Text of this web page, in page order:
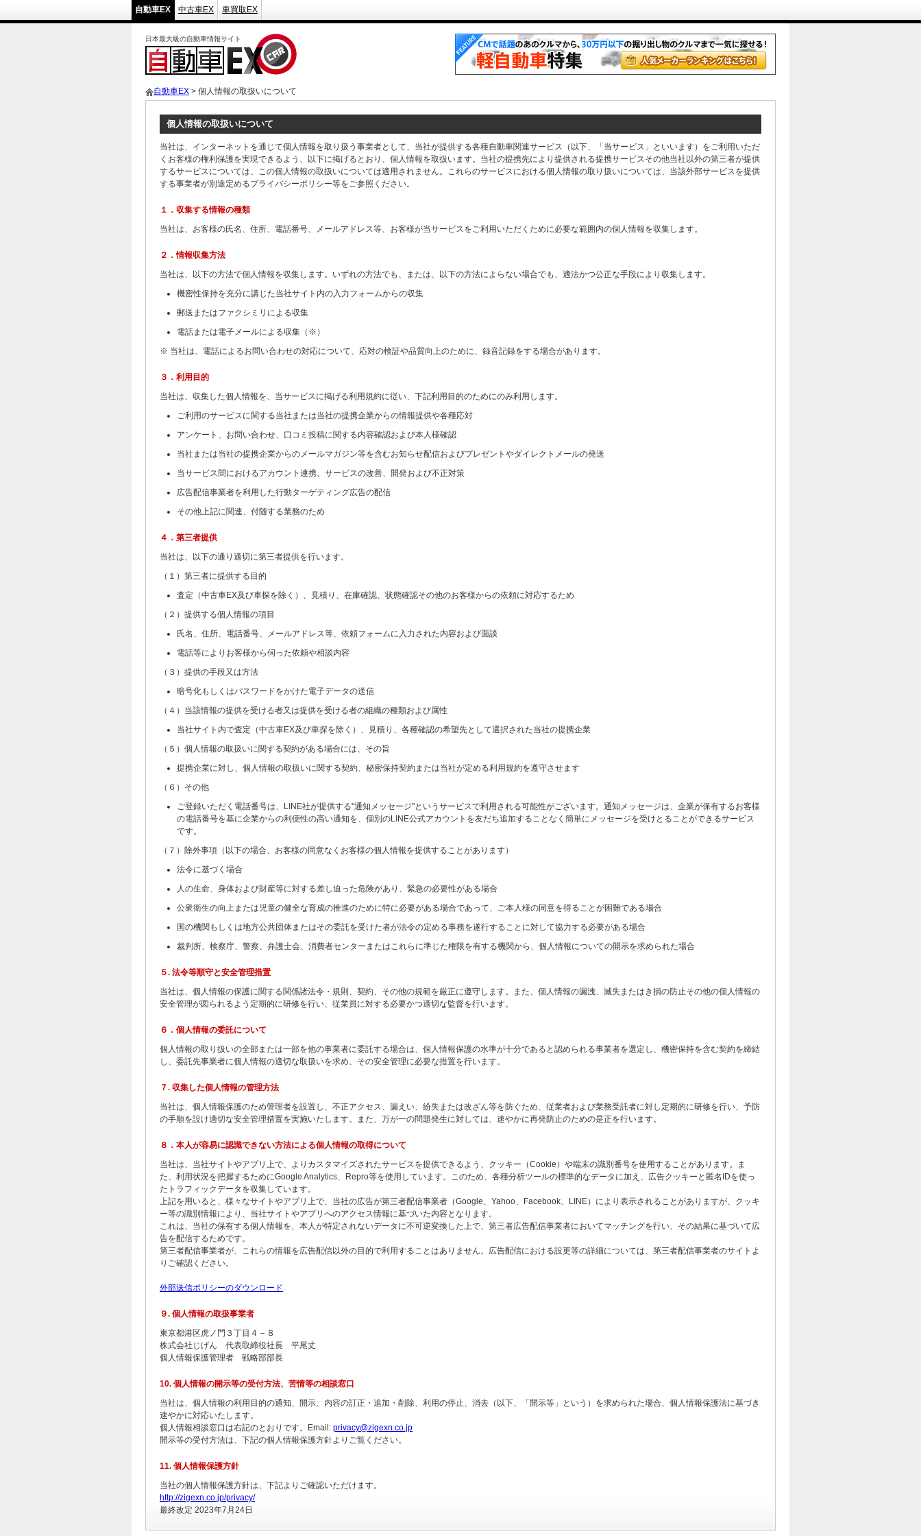
自動車EX 中古車EX 車買取EX
日本最大級の自動車情報サイト
自動車EX > 個人情報の取扱いについて
個人情報の取扱いについて
当社は、インターネットを通じて個人情報を取り扱う事業者として、当社が提供する各種自動車関連サービス（以下、「当サービス」といいます）をご利用いただ
くお客様の権利保護を実現できるよう、以下に掲げるとおり、個人情報を取扱います。当社の提携先により提供される提携サービスその他当社以外の第三者が提供
するサービスについては、この個人情報の取扱いについては適用されません。これらのサービスにおける個人情報の取り扱いについては、当該外部サービスを提供
する事業者が別途定めるプライバシーポリシー等をご参照ください。
１．収集する情報の種類
当社は、お客様の氏名、住所、電話番号、メールアドレス等、お客様が当サービスをご利用いただくために必要な範囲内の個人情報を収集します。
２．情報収集方法
当社は、以下の方法で個人情報を収集します。いずれの方法でも、または、以下の方法によらない場合でも、適法かつ公正な手段により収集します。
機密性保持を充分に講じた当社サイト内の入力フォームからの収集
郵送またはファクシミリによる収集
電話または電子メールによる収集（※）
※ 当社は、電話によるお問い合わせの対応について、応対の検証や品質向上のために、録音記録をする場合があります。
３．利用目的
当社は、収集した個人情報を、当サービスに掲げる利用規約に従い、下記利用目的のためにのみ利用します。
ご利用のサービスに関する当社または当社の提携企業からの情報提供や各種応対
アンケート、お問い合わせ、口コミ投稿に関する内容確認および本人様確認
当社または当社の提携企業からのメールマガジン等を含むお知らせ配信およびプレゼントやダイレクトメールの発送
当サービス間におけるアカウント連携、サービスの改善、開発および不正対策
広告配信事業者を利用した行動ターゲティング広告の配信
その他上記に関連、付随する業務のため
４．第三者提供
当社は、以下の通り適切に第三者提供を行います。
（１）第三者に提供する目的
査定（中古車EX及び車探を除く）、見積り、在庫確認、状態確認その他のお客様からの依頼に対応するため
（２）提供する個人情報の項目
氏名、住所、電話番号、メールアドレス等、依頼フォームに入力された内容および面談
電話等によりお客様から伺った依頼や相談内容
（３）提供の手段又は方法
暗号化もしくはパスワードをかけた電子データの送信
（４）当該情報の提供を受ける者又は提供を受ける者の組織の種類および属性
当社サイト内で査定（中古車EX及び車探を除く）、見積り、各種確認の希望先として選択された当社の提携企業
（５）個人情報の取扱いに関する契約がある場合には、その旨
提携企業に対し、個人情報の取扱いに関する契約、秘密保持契約または当社が定める利用規約を遵守させます
（６）その他
ご登録いただく電話番号は、LINE社が提供する"通知メッセージ"というサービスで利用される可能性がございます。通知メッセージは、企業が保有するお客様
の電話番号を基に企業からの利便性の高い通知を、個別のLINE公式アカウントを友だち追加することなく簡単にメッセージを受けとることができるサービス
です。
（７）除外事項（以下の場合、お客様の同意なくお客様の個人情報を提供することがあります）
法令に基づく場合
人の生命、身体および財産等に対する差し迫った危険があり、緊急の必要性がある場合
公衆衛生の向上または児童の健全な育成の推進のために特に必要がある場合であって、ご本人様の同意を得ることが困難である場合
国の機関もしくは地方公共団体またはその委託を受けた者が法令の定める事務を遂行することに対して協力する必要がある場合
裁判所、検察庁、警察、弁護士会、消費者センターまたはこれらに準じた権限を有する機関から、個人情報についての開示を求められた場合
５. 法令等順守と安全管理措置
当社は、個人情報の保護に関する関係諸法令・規則、契約、その他の規範を厳正に遵守します。また、個人情報の漏洩、滅失またはき損の防止その他の個人情報の
安全管理が図られるよう定期的に研修を行い、従業員に対する必要かつ適切な監督を行います。
６．個人情報の委託について
個人情報の取り扱いの全部または一部を他の事業者に委託する場合は、個人情報保護の水準が十分であると認められる事業者を選定し、機密保持を含む契約を締結
し、委託先事業者に個人情報の適切な取扱いを求め、その安全管理に必要な措置を行います。
７. 収集した個人情報の管理方法
当社は、個人情報保護のため管理者を設置し、不正アクセス、漏えい、紛失または改ざん等を防ぐため、従業者および業務受託者に対し定期的に研修を行い、予防
の手順を設け適切な安全管理措置を実施いたします。また、万が一の問題発生に対しては、速やかに再発防止のための是正を行います。
８．本人が容易に認識できない方法による個人情報の取得について
当社は、当社サイトやアプリ上で、よりカスタマイズされたサービスを提供できるよう、クッキー（Cookie）や端末の識別番号を使用することがあります。ま
た、利用状況を把握するためにGoogle Analytics、Repro等を使用しています。このため、各種分析ツールの標準的なデータに加え、広告クッキーと匿名IDを使っ
たトラフィックデータを収集しています。
上記を用いると、様々なサイトやアプリ上で、当社の広告が第三者配信事業者（Google、Yahoo、Facebook、LINE）により表示されることがありますが、クッキ
ー等の識別情報により、当社サイトやアプリへのアクセス情報に基づいた内容となります。
これは、当社の保有する個人情報を、本人が特定されないデータに不可逆変換した上で、第三者広告配信事業者においてマッチングを行い、その結果に基づいて広
告を配信するためです。
第三者配信事業者が、これらの情報を広告配信以外の目的で利用することはありません。広告配信における設更等の詳細については、第三者配信事業者のサイトよ
りご確認ください。
外部送信ポリシーのダウンロード
９. 個人情報の取扱事業者
東京都港区虎ノ門３丁目４－８
株式会社じげん 代表取締役社長 平尾丈
個人情報保護管理者 戦略部部長
10. 個人情報の開示等の受付方法、苦情等の相談窓口
当社は、個人情報の利用目的の通知、開示、内容の訂正・追加・削除、利用の停止、消去（以下、「開示等」という）を求められた場合、個人情報保護法に基づき
速やかに対応いたします。
個人情報相談窓口は右記のとおりです。Email: privacy@zigexn.co.jp
開示等の受付方法は、下記の個人情報保護方針よりご覧ください。
11. 個人情報保護方針
当社の個人情報保護方針は、下記よりご確認いただけます。
http://zigexn.co.jp/privacy/
最終改定 2023年7月24日